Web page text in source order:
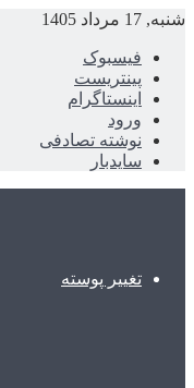
شنبه, 17 مرداد 1405
فیسبوک
پینتریست
اینستاگرام
ورود
نوشته تصادفی
سایدبار
تغییر پوسته